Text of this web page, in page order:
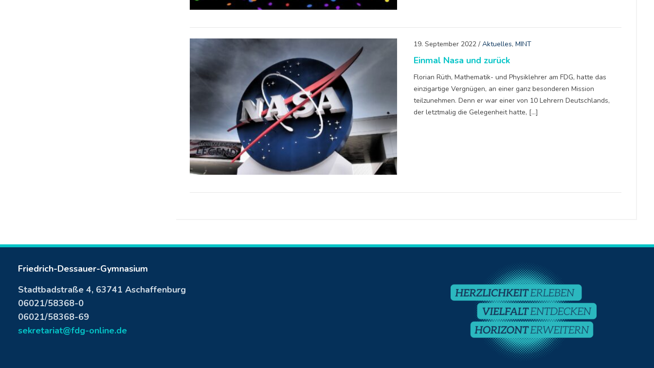
19. September 2022 /Aktuelles,MINT
Einmal Nasa und zurück
Florian Rüth, Mathematik- und Physiklehrer am FDG, hatte das
einzigartige Vergnügen, an einer ganz besonderen Mission
teilzunehmen. Denn er war einer von 10 Lehrern Deutschlands,
der letztmalig die Gelegenheit hatte, […]
Friedrich-Dessauer-Gymnasium
Stadtbadstraße 4, 63741 Aschaffenburg
06021/58368-0
06021/58368-69
sekretariat@fdg-online.de